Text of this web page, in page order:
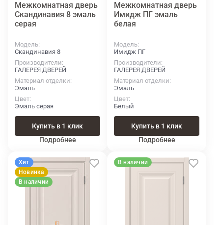
Межкомнатная дверь
Скандинавия 8 эмаль
серая
Модель
Скандинавия 8
Производители
ГАЛЕРЕЯ ДВЕРЕЙ
Материал отделки
Эмаль
Цвет
Эмаль серая
Купить в 1 клик
Подробнее
Межкомнатная дверь
Имидж ПГ эмаль
белая
Модель
Имидж ПГ
Производители
ГАЛЕРЕЯ ДВЕРЕЙ
Материал отделки
Эмаль
Цвет
Белый
Купить в 1 клик
Подробнее
Хит
Новинка
В наличии
В наличии